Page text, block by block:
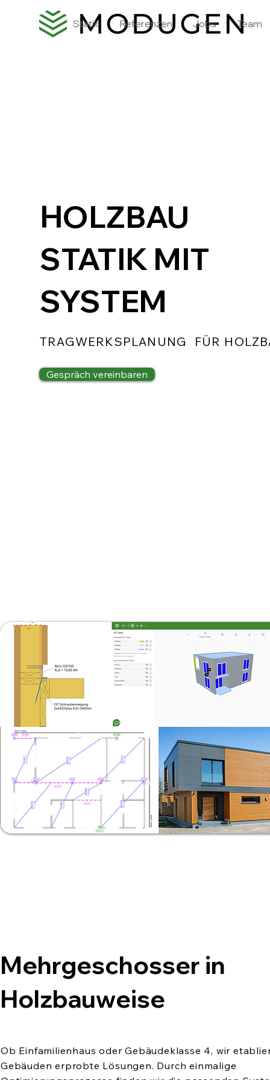
Statik Referenzen Jobs Team
HOLZBAU
STATIK MIT
SYSTEM
TRAGWERKSPLANUNG FÜR
Gespräch vereinbaren
Mehrgeschosser in
Holzbauweise
Ob Einfamilienhaus oder Gebäudeklasse 4, wir
Gebäuden erprobte Lösungen. Durch einmalige